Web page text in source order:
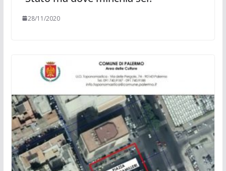
28/11/2020